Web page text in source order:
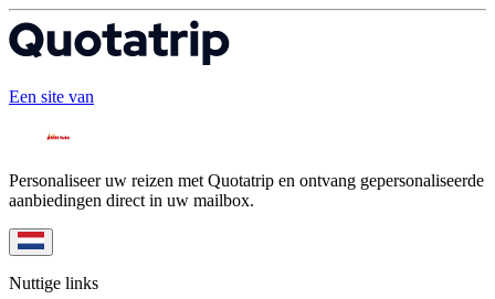
Een site van
Personaliseer uw reizen met Quotatrip en ontvang gepersonaliseerde
aanbiedingen direct in uw mailbox.
Nuttige links